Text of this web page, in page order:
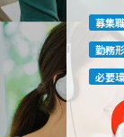
募集
勤務
必要